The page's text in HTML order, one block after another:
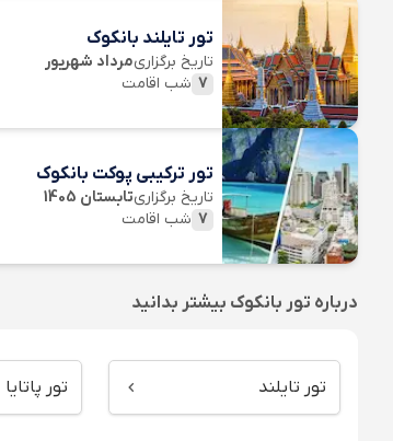
تور ترکیبی پوکت بانکوک
تاریخ برگزاریتابستان 1405
7 شب اقامت
تور تایلند بانکوک
تاریخ برگزاریمرداد شهریور
7 شب اقامت
درباره تور بانکوک بیشتر بدانید
تور تایلند تور پاتایا